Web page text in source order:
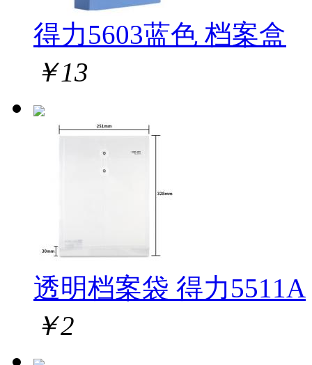
得力5603蓝色 档案盒
￥13
透明档案袋 得力5511A
￥2